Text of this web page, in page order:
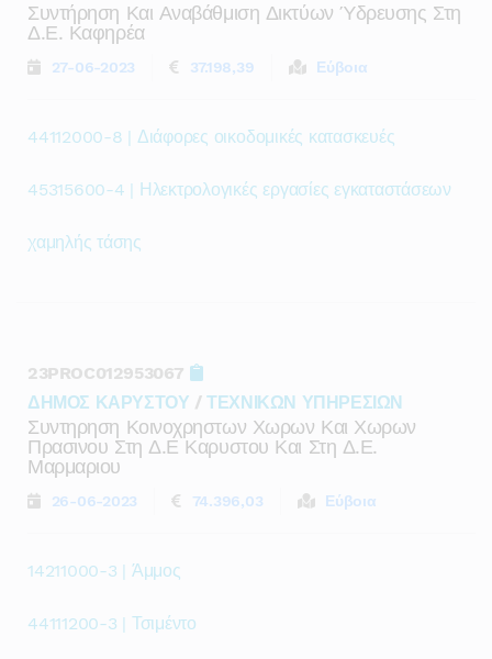
Συντήρηση Και Αναβάθμιση Δικτύων Ύδρευσης Στη
Δ.ε. Καφηρέα
27-06-2023 37.198,39 Εύβοια
44112000-8 | Διάφορες οικοδομικές κατασκευές
45315600-4 | Ηλεκτρολογικές εργασίες εγκαταστάσεων
χαμηλής τάσης
23PROC012953067
ΔΗΜΟΣ ΚΑΡΥΣΤΟΥ /ΤΕΧΝΙΚΩΝ ΥΠΗΡΕΣΙΩΝ
Συντηρηση Κοινοχρηστων Χωρων Και Χωρων
Πρασινου Στη Δ.ε Καρυστου Και Στη Δ.ε.
Μαρμαριου
26-06-2023 74.396,03 Εύβοια
14211000-3 | Άμμος
44111200-3 | Τσιμέντο